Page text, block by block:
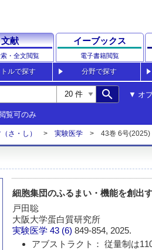
文献
・全文閲覧
イーブックス
電子書籍閲覧
ルで探す 分野で探す
search オ
覧可のみ
さ・し） 実験医学 43巻 6号(2025)
細胞集団のふるまい・機能を創出
戸田聡
大阪大学蛋白質研究所
実験医学 43 (6)849-854, 2025.
アブストラクト： 従量制は